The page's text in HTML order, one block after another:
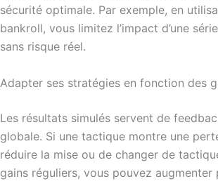
sécurité optimale. Par exemple, en
bankroll, vous limitez l’impact d’une
sans risque réel.
Adapter ses stratégies en fonction des
Les résultats simulés servent de
globale. Si une tactique montre une
réduire la mise ou de changer de
gains réguliers, vous pouvez